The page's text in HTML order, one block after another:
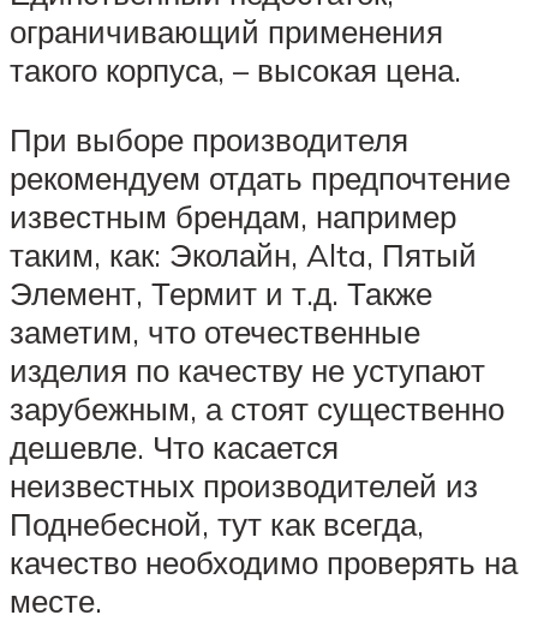
ограничивающий применения
такого корпуса, – высокая цена.
При выборе производителя
рекомендуем отдать предпочтение
известным брендам, например
таким, как: Эколайн, Alta, Пятый
Элемент, Термит и т.д. Также
заметим, что отечественные
изделия по качеству не уступают
зарубежным, а стоят существенно
дешевле. Что касается
неизвестных производителей из
Поднебесной, тут как всегда,
качество необходимо проверять на
месте.